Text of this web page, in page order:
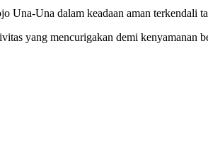
Una dalam keadaan aman terkendali
yang mencurigakan demi kenyamanan